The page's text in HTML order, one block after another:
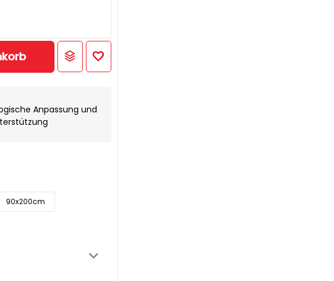
Anpassung und
90x200cm